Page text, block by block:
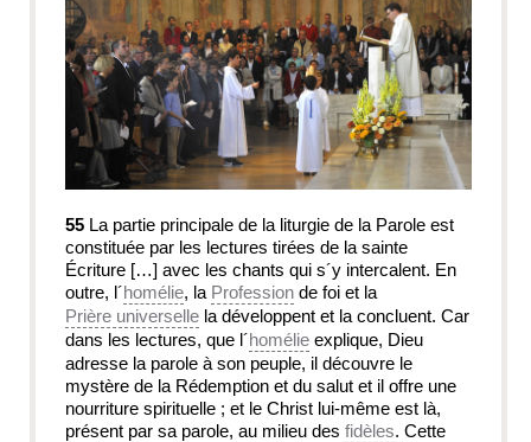
55 La partie principale de la liturgie de la Parole est
constituée par les lectures tirées de la sainte
Écriture […] avec les chants qui s´y intercalent. En
outre, l´homélie, la Profession de foi et la
Prière universelle la développent et la concluent. Car
dans les lectures, que l´homélie explique, Dieu
adresse la parole à son peuple, il découvre le
mystère de la Rédemption et du salut et il offre une
nourriture spirituelle ; et le Christ lui-même est là,
présent par sa parole, au milieu des fidèles. Cette